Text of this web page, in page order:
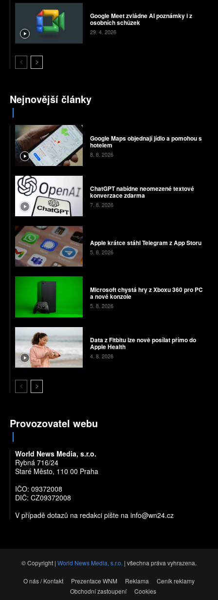
Google Meet zvládne AI poznámky i z
osobních schůzek
29. 4. 2026
Nejnovější články
Google Maps objednají jídlo a pomohou s
hotelem
8. 8. 2026
ChatGPT nabídne neomezené textové
konverzace zdarma
7. 8. 2026
Apple krátce stáhl Telegram z App Storu
5. 8. 2026
Microsoft chystá hry z Xboxu 360 pro PC
a nové konzole
5. 8. 2026
Data z Fitbitu lze nově posílat přímo do
Apple Health
4. 8. 2026
Provozovatel webu
World News Media, s.r.o.
Rybná 716/24
Staré Město, 110 00 Praha
IČO: 09372008
DIČ: CZ09372008
V případě dotazů na redakci pište na info@wn24.cz
© Copyright | World News Media, s.r.o. | všechna práva vyhrazena.
O nás / Kontakt Prezentace WNM Reklama
Ceník reklamy
Obchodní zastoupení
Cookies